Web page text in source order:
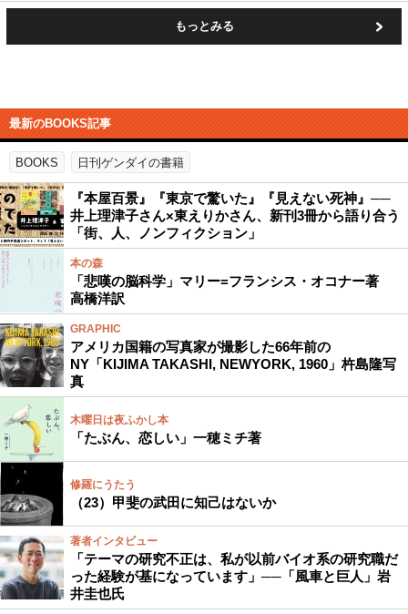
もっとみる
最新のBOOKS記事
BOOKS 日刊ゲンダイの書籍
『本屋百景』『東京で驚いた』『見えない死神』──
井上理津子さん×東えりかさん、新刊3冊から語り合う
「街、人、ノンフィクション」
本の森
「悲嘆の脳科学」マリー=フランシス・オコナー著
高橋洋訳
GRAPHIC
アメリカ国籍の写真家が撮影した66年前の
NY「KIJIMA TAKASHI, NEWYORK, 1960」杵島隆写
真
木曜日は夜ふかし本
「たぶん、恋しい」一穂ミチ著
修羅にうたう
（23）甲斐の武田に知己はないか
著者インタビュー
「テーマの研究不正は、私が以前バイオ系の研究職だ
った経験が基になっています」──「風車と巨人」岩
井圭也氏